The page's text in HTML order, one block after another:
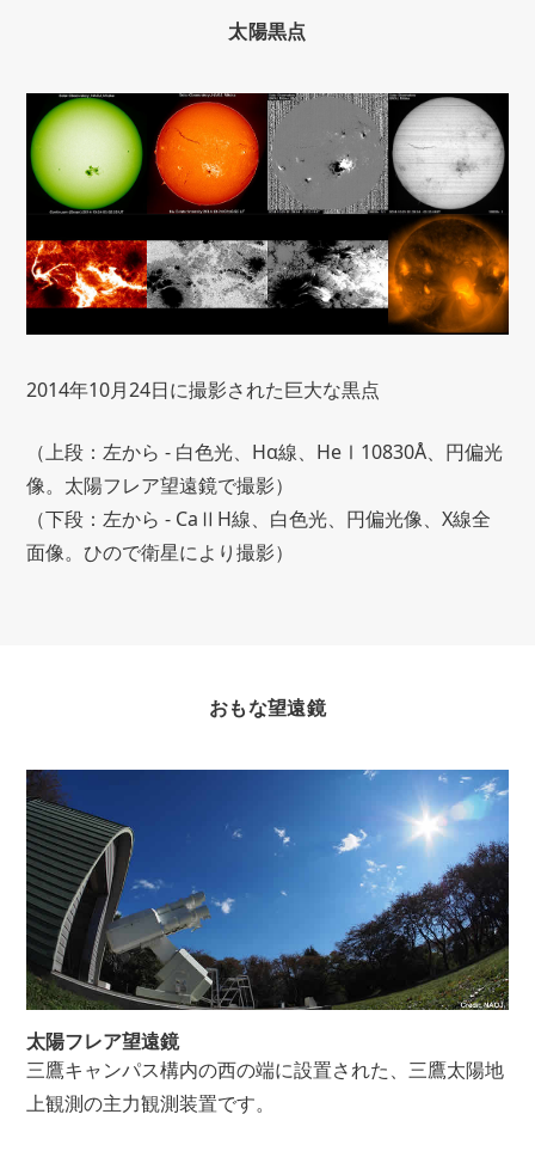
太陽黒点
2014年10月24日に撮影された巨大な黒点
（上段：左から - 白色光、Hα線、HeⅠ10830Å、円偏光
像。太陽フレア望遠鏡で撮影）
（下段：左から - CaⅡH線、白色光、円偏光像、X線全
面像。ひので衛星により撮影）
おもな望遠鏡
太陽フレア望遠鏡
三鷹キャンパス構内の西の端に設置された、三鷹太陽地
上観測の主力観測装置です。